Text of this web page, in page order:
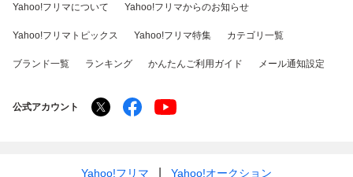
Yahoo!フリマについて Yahoo!フリマからのお知らせ
Yahoo!フリマトピックス Yahoo!フリマ特集 カテゴリ一覧
ブランド一覧 ランキング かんたんご利用ガイド メール通知設定
公式アカウント
Yahoo!フリマ Yahoo!オークション